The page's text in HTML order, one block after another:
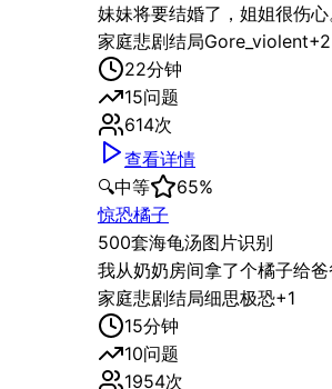
妹妹将要结婚了，姐姐很伤
家庭悲剧结局Gore_violent+2
22分钟
15问题
614次
查看详情
🔍中等 65%
惊恐橘子
500套海龟汤图片识别
我从奶奶房间拿了个橘子给爸
家庭悲剧结局细思极恐+1
15分钟
10问题
1954次